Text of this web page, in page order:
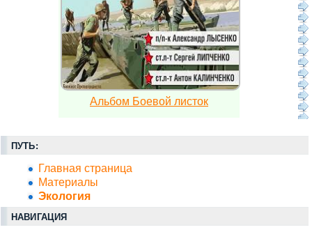
Альбом Боевой листок
ПУТЬ:
Главная страница
Материалы
Экология
НАВИГАЦИЯ